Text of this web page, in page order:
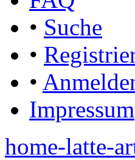
• Suche
•
•
Impressum
home-latte-